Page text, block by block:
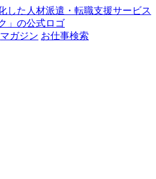
マガジン お仕事検索